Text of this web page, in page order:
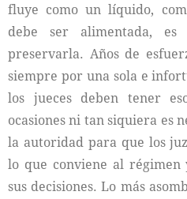
fluye como un líquido,
debe ser alimentada,
preservarla. Años de
siempre por una sola e
los jueces deben tener
ocasiones ni tan siquiera es
la autoridad para que los
lo que conviene al
sus decisiones. Lo más